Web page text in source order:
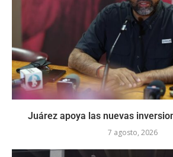
Juárez apoya las nuevas
7 agosto, 2026